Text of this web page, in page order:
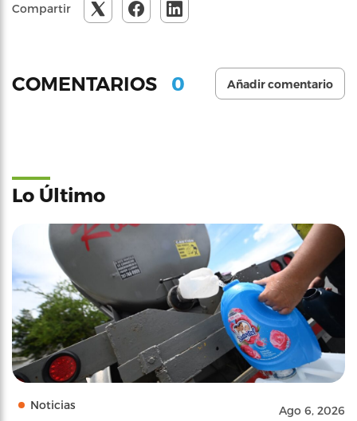
Compartir
COMENTARIOS 0 Añadir comentario
Lo Último
Noticias Ago 6, 2026